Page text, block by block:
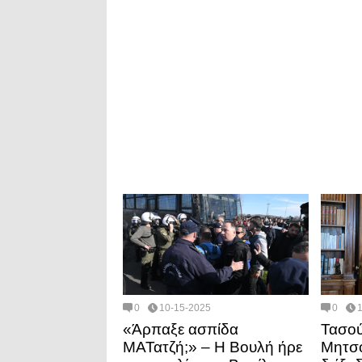
0 10-15-2025
«Άρπαξε ασπίδα
ΜΑΤατζή;» – Η Βουλή ήρε
0